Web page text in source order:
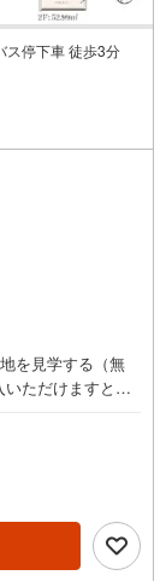
ス停下車 徒歩3分
を見学する（無
ただけますとス
綾瀬市・座間市
件情報や当社限
で、お気軽にお
ッフによる【丁寧
ラン提案書の作